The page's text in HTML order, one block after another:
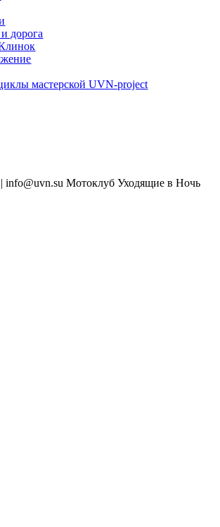
дорога
мастерской UVN-project
info@uvn.su Мотоклуб Уходящие в Ночь